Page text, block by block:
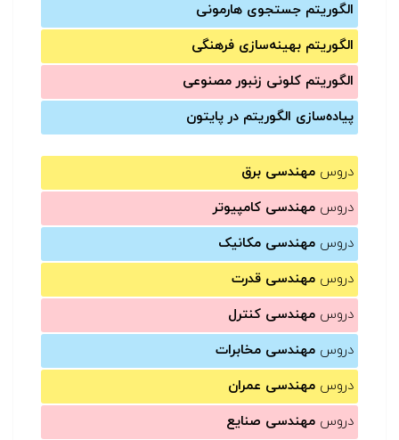
الگوریتم جستجوی هارمونی
الگوریتم بهینه‌سازی فرهنگی
الگوریتم کلونی زنبور مصنوعی
پیاده‌سازی الگوریتم در پایتون
دروس مهندسی برق
دروس مهندسی کامپیوتر
دروس مهندسی مکانیک
دروس مهندسی قدرت
دروس مهندسی کنترل
دروس مهندسی مخابرات
دروس مهندسی عمران
دروس مهندسی صنایع